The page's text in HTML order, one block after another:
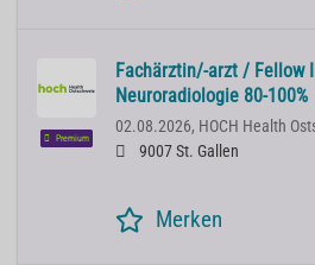
Premium
Fachärztin/-arzt / Fellow
Neuroradiologie 80-100%
02.08.2026, HOCH Health
9007 St. Gallen
Merken